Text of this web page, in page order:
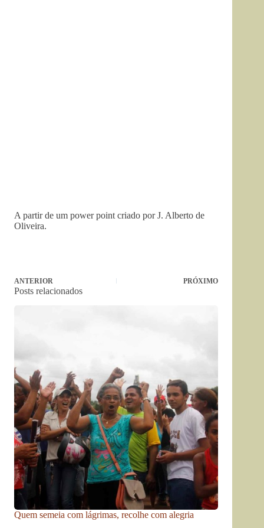
A partir de um power point criado por J. Alberto de
Oliveira.
ANTERIOR PRÓXIMO
Posts relacionados
Quem semeia com lágrimas, recolhe com alegria